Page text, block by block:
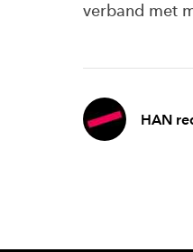
verband met
HAN